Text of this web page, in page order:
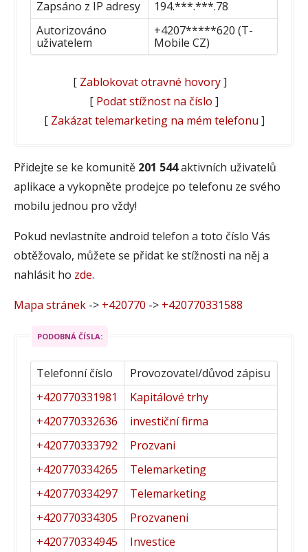
Zapsáno z IP adresy
194.***.***.78
Autorizováno
uživatelem
+4207*****620 (T-
Mobile CZ)
[ Zablokovat otravné hovory]
[ Podat stížnost na číslo ]
[ Zakázat telemarketing na mém telefonu ]
Přidejte se ke komunitě 201 544aktivních uživatelů
aplikace a vykopněte prodejce po telefonu ze svého
mobilu jednou pro vždy!
Pokud nevlastníte android telefon a toto číslo Vás
obtěžovalo, můžete se přidat ke stížnosti na něj a
nahlásit ho zde.
Mapa stránek -> +420770 -> +420770331588
PODOBNÁ ČÍSLA:
Telefonní číslo
Provozovatel/důvod zápisu
+420770331981
Kapitálové trhy
+420770332636
investiční firma
+420770333792
Prozvani
+420770334265
Telemarketing
+420770334297
Telemarketing
+420770334305
Prozvaneni
+420770334945
Investice